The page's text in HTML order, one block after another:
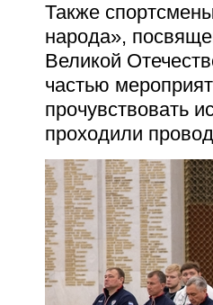
Также
народа»,
Великой
частью
прочувствовать
проходили